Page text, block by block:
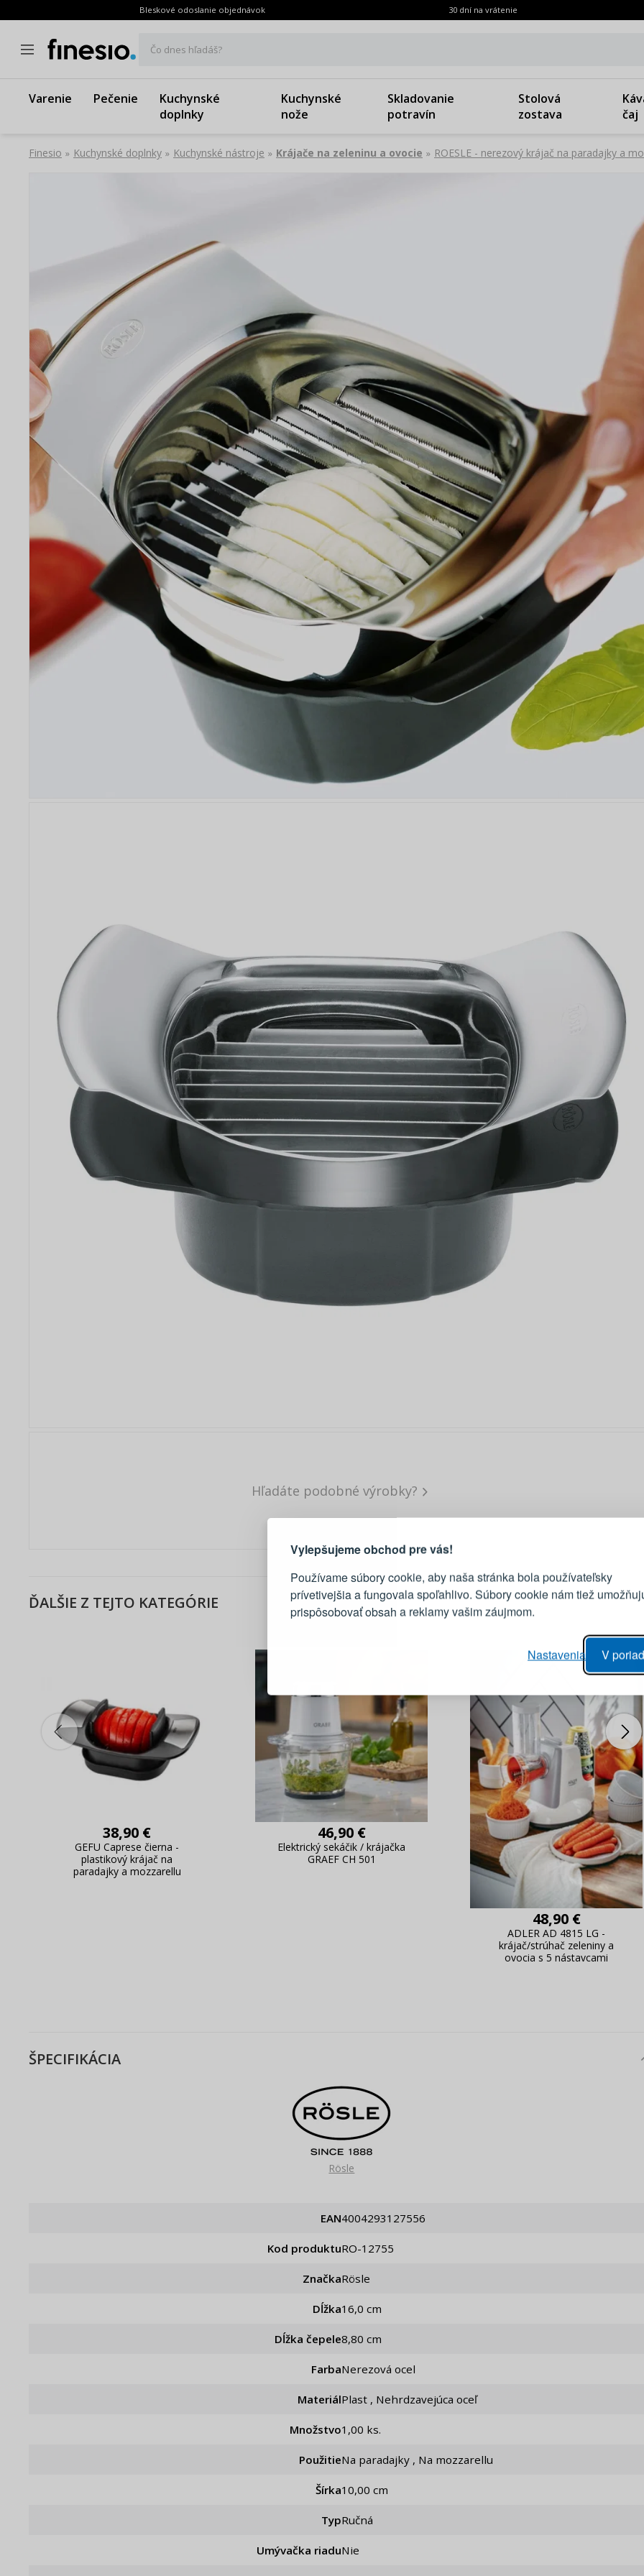
Vylepšujeme obchod pre vás!
Používame súbory cookie, aby naša stránka bola používateľsky
prívetivejšia a fungovala spoľahlivo. Súbory cookie nám tiež
prispôsobovať obsah a reklamy vašim záujmom.
V
Nastavenia
Bleskové odoslanie objednávok 30 dní na vrátenie
Čo dnes hľadáš?
Varenie Pečenie
Kuchynské
doplnky
Kuchynské
nože
Skladovanie
potravín
Stolová
zostava
čaj
Finesio » Kuchynské doplnky » Kuchynské nástroje » Krájače na zeleninu a ovocie » ROESLE - nerezový krájač na paradajky a
Hľadáte podobné výrobky?
ĎALŠIE Z TEJTO KATEGÓRIE
38,90 €
GEFU Caprese čierna -
plastikový krájač na
paradajky a mozzarellu
46,90 €
Elektrický sekáčik / krájačka
GRAEF CH 501
48,90 €
ADLER AD 4815 LG -
krájač/strúhač zeleniny a
ovocia s 5 nástavcami
ŠPECIFIKÁCIA
Rösle
EAN 4004293127556
Kod produktu RO-12755
Značka Rösle
Dĺžka 16,0 cm
Dĺžka čepele 8,80 cm
Farba Nerezová ocel
Materiál Plast , Nehrdzavejúca oceľ
Množstvo 1,00 ks.
Použitie Na paradajky , Na mozzarellu
Šírka 10,00 cm
Typ Ručná
Umývačka riadu Nie
Tu je dôvod, prečo sa oplatí vytvoriť
účet
Živý náhľad na zmeny v objednávke
E-mail
PRIHLÁSIŤ
Pripomenutie